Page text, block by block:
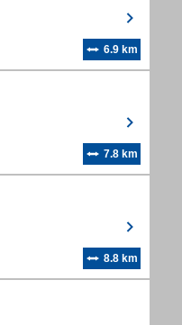
6.9 km
7.8 km
8.8 km